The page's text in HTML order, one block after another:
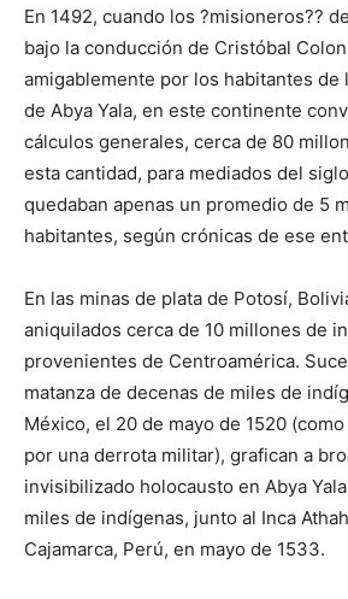
En 1492, cuando los ?misioneros??
bajo la conducción de Cristóbal
amigablemente por los habitantes de
de Abya Yala, en este continente
cálculos generales, cerca de 80
esta cantidad, para mediados del
quedaban apenas un promedio de 5
habitantes, según crónicas de ese
En las minas de plata de Potosí,
aniquilados cerca de 10 millones de
provenientes de Centroamérica.
matanza de decenas de miles de
México, el 20 de mayo de 1520
por una derrota militar), grafican a
invisibilizado holocausto en Abya
miles de indígenas, junto al Inca
Cajamarca, Perú, en mayo de 1533.